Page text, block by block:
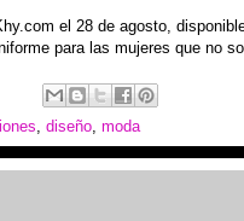
el 28 de agosto,
para las mujeres que no
diseño moda